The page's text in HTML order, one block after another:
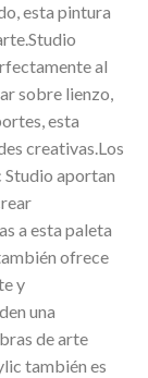
esta pintura
al
sobre lienzo,
esta
creativas.Los
aportan
a esta paleta
ofrece
y
una
de arte
también es